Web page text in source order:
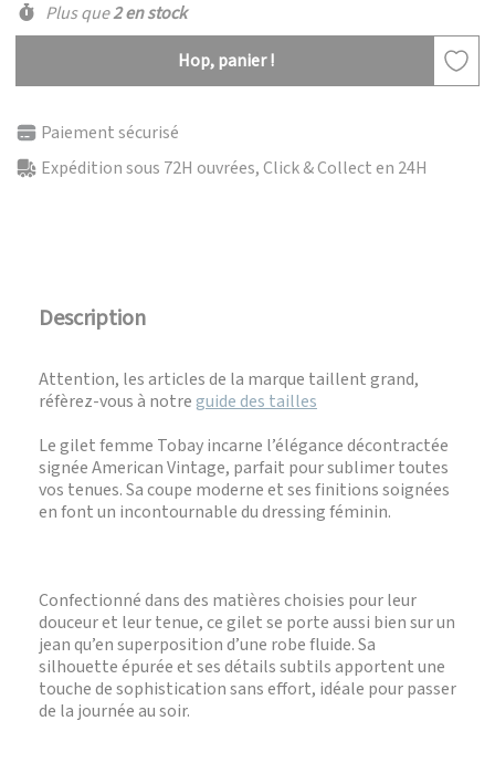
Plus que2 en stock
Hop, panier !
Paiement sécurisé
Expédition sous 72H ouvrées, Click & Collect en 24H
Description
Attention, les articles de la marque taillent grand,
réfèrez-vous à notreguide des tailles
Le gilet femme Tobay incarne l’élégance décontractée
signée American Vintage, parfait pour sublimer toutes
vos tenues. Sa coupe moderne et ses finitions soignées
en font un incontournable du dressing féminin.
Confectionné dans des matières choisies pour leur
douceur et leur tenue, ce gilet se porte aussi bien sur un
jean qu’en superposition d’une robe fluide. Sa
silhouette épurée et ses détails subtils apportent une
touche de sophistication sans effort, idéale pour passer
de la journée au soir.